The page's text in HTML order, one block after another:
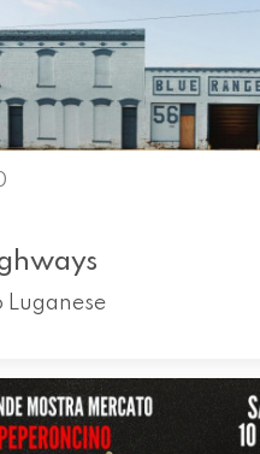
Luganese